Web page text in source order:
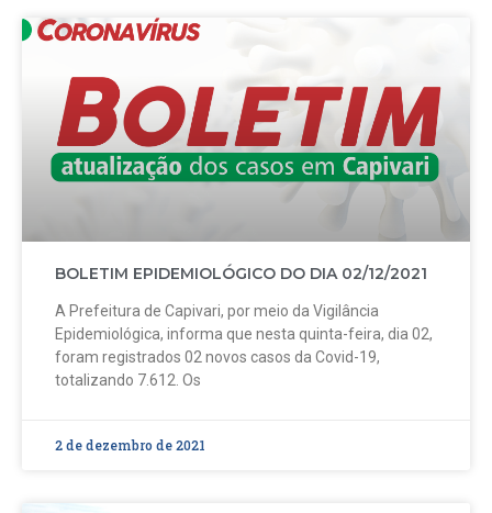
BOLETIM EPIDEMIOLÓGICO DO DIA 02/12/2021
A Prefeitura de Capivari, por meio da Vigilância
Epidemiológica, informa que nesta quinta-feira, dia 02,
foram registrados 02 novos casos da Covid-19,
totalizando 7.612. Os
2 de dezembro de 2021